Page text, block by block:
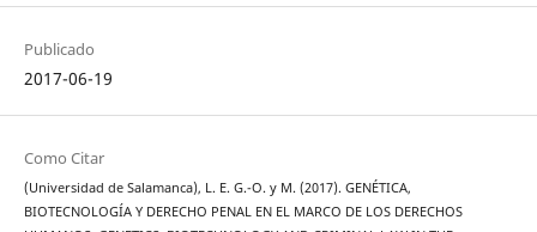
Publicado
2017-06-19
Como Citar
(Universidad de Salamanca), L. E. G.-O. y M. (2017). GENÉTICA,
BIOTECNOLOGÍA Y DERECHO PENAL EN EL MARCO DE LOS DERECHOS